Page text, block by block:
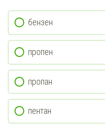
бензен
пропен
пропан
пентан